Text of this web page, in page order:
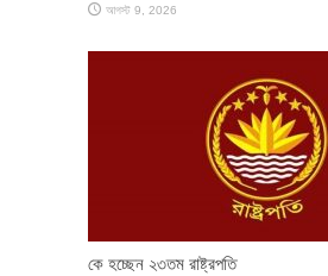
আগস্ট 9, 2026
কে হচ্ছেন ২৩তম রাষ্ট্রপতি